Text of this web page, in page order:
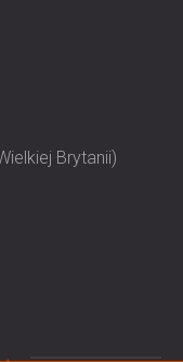
Brytanii)